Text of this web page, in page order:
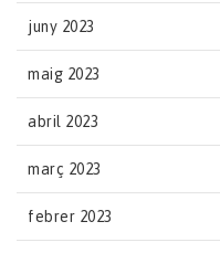
juny 2023
maig 2023
abril 2023
març 2023
febrer 2023